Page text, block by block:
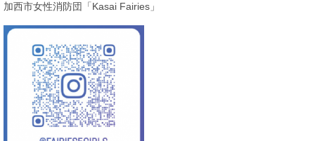
加西市女性消防団「Kasai Fairies」